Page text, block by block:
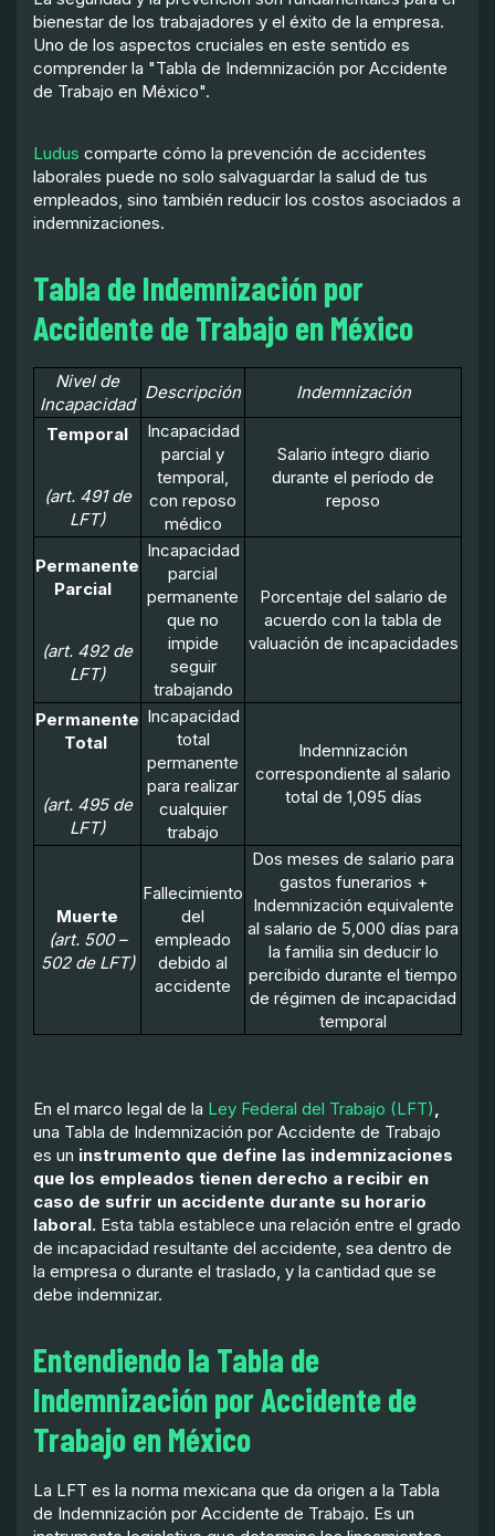
bienestar de los trabajadores y el éxito de la empresa.
Uno de los aspectos cruciales en este sentido es
comprender la "Tabla de Indemnización por Accidente
de Trabajo en México".
Ludus comparte cómo la prevención de accidentes
laborales puede no solo salvaguardar la salud de tus
empleados, sino también reducir los costos asociados a
indemnizaciones.
Tabla de Indemnización por
Accidente de Trabajo en México
Nivel de
Incapacidad
Descripción
Indemnización
Temporal
(art. 491 de
LFT)
Incapacidad
parcial y
temporal,
con reposo
médico
Salario íntegro diario
durante el período de
reposo
Permanente
Parcial
(art. 492 de
LFT)
Incapacidad
parcial
permanente
que no
impide
seguir
trabajando
Porcentaje del salario de
acuerdo con la tabla de
valuación de incapacidades
Permanente
Total
(art. 495 de
LFT)
Incapacidad
total
permanente
para realizar
cualquier
trabajo
Indemnización
correspondiente al salario
total de 1,095 días
Muerte
(art. 500 –
502 de LFT)
Fallecimiento
del
empleado
debido al
accidente
Dos meses de salario para
gastos funerarios +
Indemnización equivalente
al salario de 5,000 días para
la familia sin deducir lo
percibido durante el tiempo
de régimen de incapacidad
temporal
En el marco legal de la Ley Federal del Trabajo (LFT),
una Tabla de Indemnización por Accidente de Trabajo
es un instrumento que define las indemnizaciones
que los empleados tienen derecho a recibir en
caso de sufrir un accidente durante su horario
laboral. Esta tabla establece una relación entre el grado
de incapacidad resultante del accidente, sea dentro de
la empresa o durante el traslado, y la cantidad que se
debe indemnizar.
Entendiendo la Tabla de
Indemnización por Accidente de
Trabajo en México
La LFT es la norma mexicana que da origen a la Tabla
de Indemnización por Accidente de Trabajo. Es un